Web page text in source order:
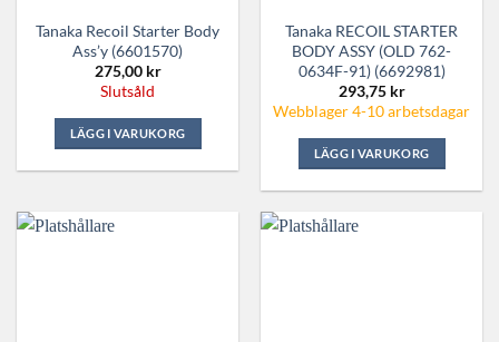
Tanaka Recoil Starter Body
Ass’y (6601570)
275,00 kr
Slutsåld
LÄGG I VARUKORG
Tanaka RECOIL STARTER
BODY ASSY (OLD 762-
0634F-91) (6692981)
293,75 kr
Webblager 4-10 arbetsdagar
LÄGG I VARUKORG